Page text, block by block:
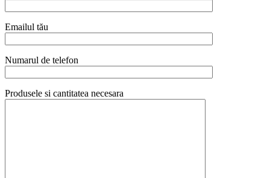
Emailul tău
Numarul de telefon
Produsele si cantitatea necesara